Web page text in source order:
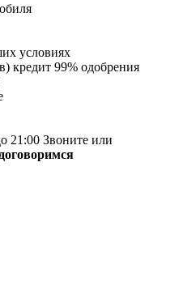
условиях
кредит 99% одобрения
21:00 Звоните или